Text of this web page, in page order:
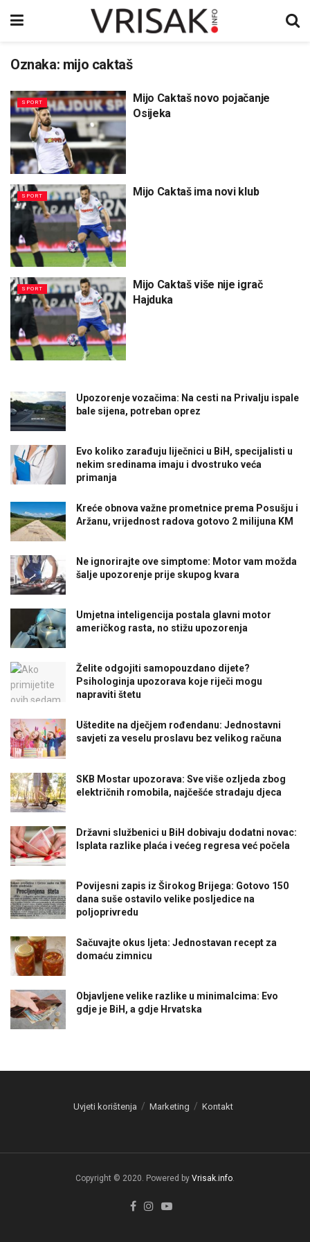
Oznaka: mijo caktaš
SPORT
Mijo Caktaš novo pojačanje
Osijeka
SPORT Mijo Caktaš ima novi klub
SPORT
Mijo Caktaš više nije igrač
Hajduka
Upozorenje vozačima: Na cesti na Privalju ispale
bale sijena, potreban oprez
Evo koliko zarađuju liječnici u BiH, specijalisti u
nekim sredinama imaju i dvostruko veća
primanja
Kreće obnova važne prometnice prema Posušju i
Aržanu, vrijednost radova gotovo 2 milijuna KM
Ne ignorirajte ove simptome: Motor vam možda
šalje upozorenje prije skupog kvara
Umjetna inteligencija postala glavni motor
američkog rasta, no stižu upozorenja
Želite odgojiti samopouzdano dijete?
Psihologinja upozorava koje riječi mogu
napraviti štetu
Uštedite na dječjem rođendanu: Jednostavni
savjeti za veselu proslavu bez velikog računa
SKB Mostar upozorava: Sve više ozljeda zbog
električnih romobila, najčešće stradaju djeca
Državni službenici u BiH dobivaju dodatni novac:
Isplata razlike plaća i većeg regresa već počela
Povijesni zapis iz Širokog Brijega: Gotovo 150
dana suše ostavilo velike posljedice na
poljoprivredu
Sačuvajte okus ljeta: Jednostavan recept za
domaću zimnicu
Objavljene velike razlike u minimalcima: Evo
gdje je BiH, a gdje Hrvatska
Uvjeti korištenja Marketing Kontakt
Copyright © 2020. Powered by Vrisak.info.